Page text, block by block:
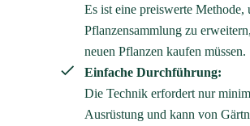
Es ist eine preiswerte Methode,
Pflanzensammlung zu
neuen Pflanzen kaufen müssen.
Einfache Durchführung:
Die Technik erfordert nur
Ausrüstung und kann von